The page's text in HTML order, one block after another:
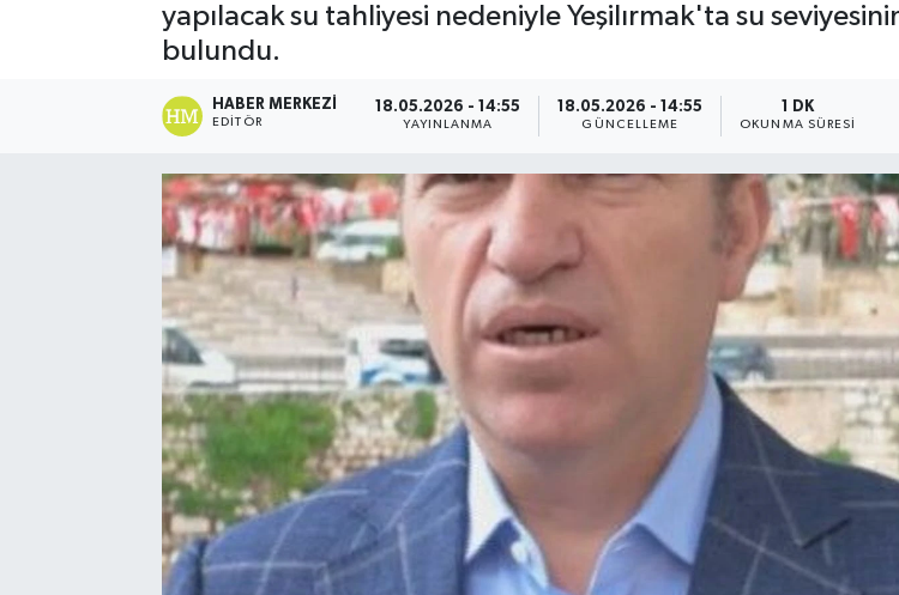
yapılacak su tahliyesi nedeniyle Yeşilırmak'ta su
bulundu.
HABER MERKEZI
EDITÖR
18.05.2026 - 14:55
YAYINLANMA
18.05.2026 - 14:55
GÜNCELLEME
1 DK
OKUNMA SÜRESI